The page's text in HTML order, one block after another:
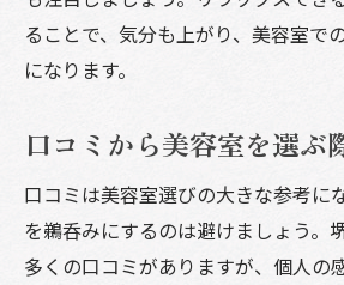
ることで、気分も上がり、美容室で
になります。
口コミから美容室を選ぶ
口コミは美容室選びの大きな参考に
を鵜呑みにするのは避けましょう。
多くの口コミがありますが、個人の